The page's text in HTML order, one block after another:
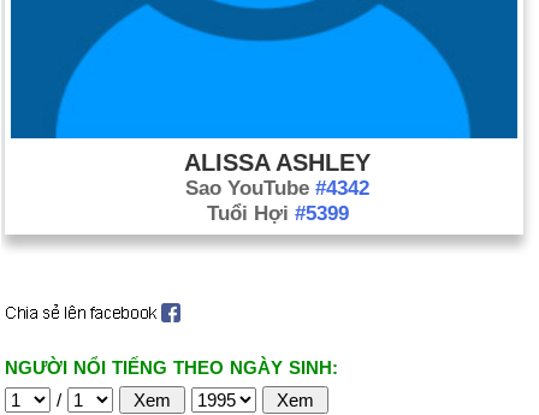
ALISSA ASHLEY
Sao YouTube #4342
Tuổi Hợi #5399
NGƯỜI NỔI TIẾNG THEO NGÀY SINH:
/